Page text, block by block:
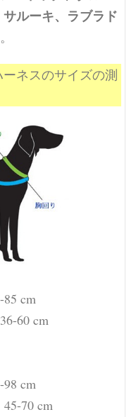
ルーキ、ラブラド
ネスのサイズの測
85 cm
60 cm
98 cm
45-70 cm